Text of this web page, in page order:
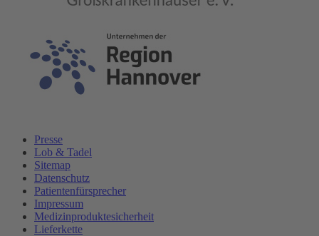
Presse
Lob & Tadel
Sitemap
Datenschutz
Patientenfürsprecher
Impressum
Medizinproduktesicherheit
Lieferkette